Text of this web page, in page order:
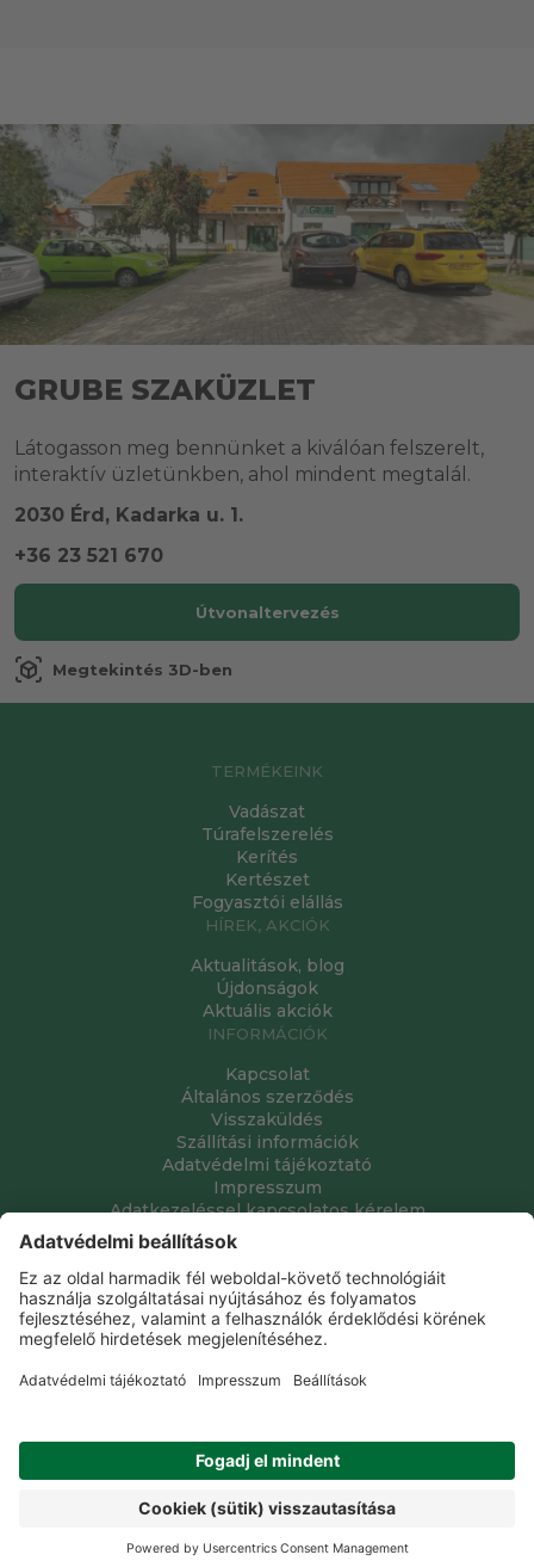
GRUBE SZAKÜZLET
Látogasson meg bennünket a kiválóan felszerelt,
interaktív üzletünkben, ahol mindent megtalál.
2030 Érd, Kadarka u. 1.
+36 23 521 670
Útvonaltervezés
view_in_ar Megtekintés 3D-ben
TERMÉKEINK
Vadászat
Túrafelszerelés
Kerítés
Kertészet
Fogyasztói elállás
HÍREK, AKCIÓK
Aktualitások, blog
Újdonságok
Aktuális akciók
INFORMÁCIÓK
Kapcsolat
Általános szerződés
Visszaküldés
Szállítási információk
Adatvédelmi tájékoztató
Impresszum
Adatkezeléssel kapcsolatos kérelem
Grube Kft. © 2009 - 2026. Minden jog fenntartva. All rights
reserved.
Tervezte és készítette:
Vision-Software, az Octopus 8 ERP
forgalmazója.